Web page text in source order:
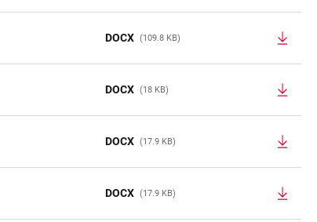
DOCX (109.8 KB)
DOCX (18 KB)
DOCX (17.9 KB)
DOCX (17.9 KB)